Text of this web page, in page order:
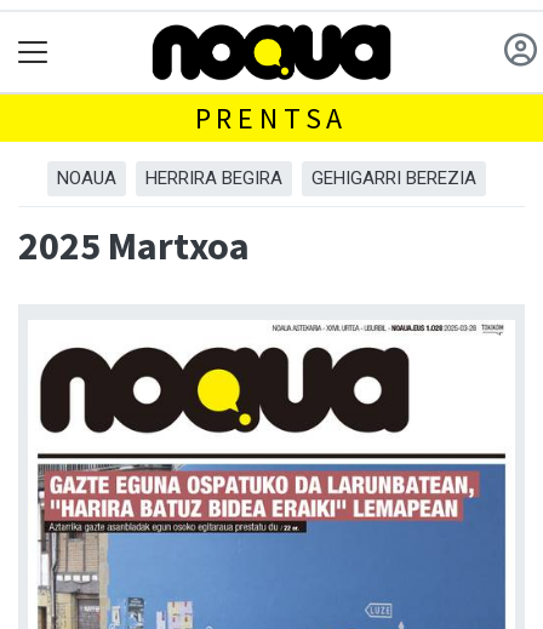
PRENTSA
NOAUA HERRIRA BEGIRA GEHIGARRI BEREZIA
2025 Martxoa